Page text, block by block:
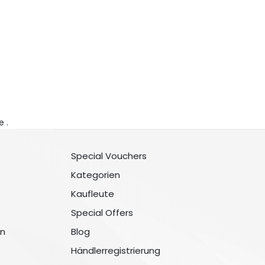
.
Special Vouchers
Kategorien
Kaufleute
Special Offers
Blog
Händlerregistrierung